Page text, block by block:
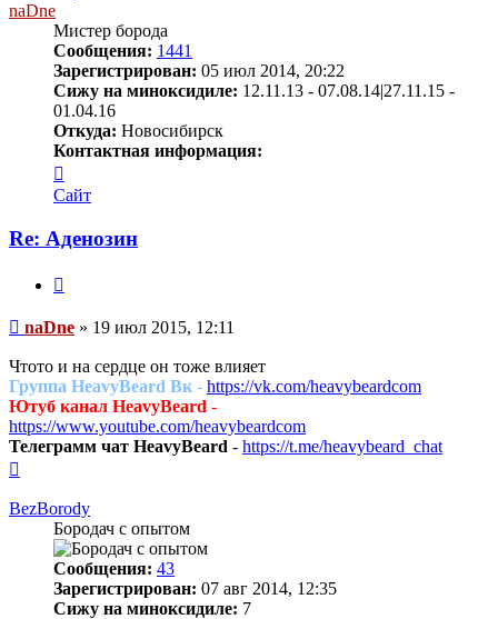
naDne
Мистер борода
Сообщения: 1441
Зарегистрирован: 05 июл 2014, 20:22
Сижу на миноксидиле: 12.11.13 - 07.08.14|27.11.15 -
01.04.16
Откуда: Новосибирск
Контактная информация:
информация
пользователя
Сайт
Re: Аденозин
Сообщение
naDne » 19 июл 2015, 12:11
Чтото и на сердце он тоже влияет
Группа HeavyBeard Вк - https://vk.com/heavybeardcom
Ютуб канал HeavyBeard -
https://www.youtube.com/heavybeardcom
Телеграмм чат HeavyBeard - https://t.me/heavybeard_chat
началу
BezBorody
Бородач с опытом
Сообщения: 43
Зарегистрирован: 07 авг 2014, 12:35
Сижу на миноксидиле: 7